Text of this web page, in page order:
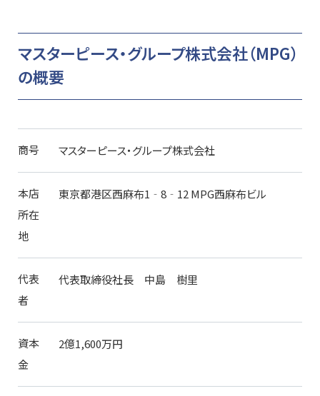
マスターピース・グループ株式会社（MPG）
の概要
商号 マスターピース・グループ株式会社
本店
所在
地
東京都港区西麻布1‐8‐12 MPG西麻布ビル
代表
者
代表取締役社長 中島 樹里
資本
金
2億1,600万円